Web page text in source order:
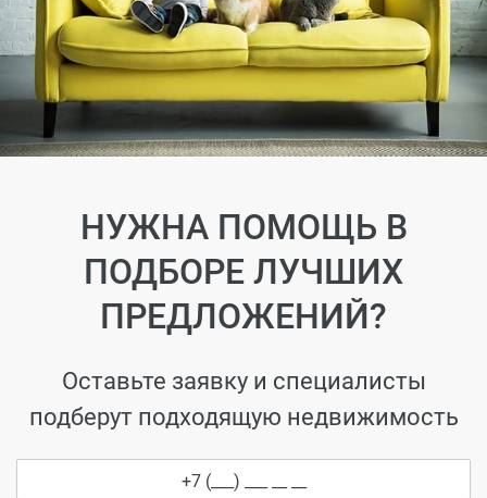
НУЖНА ПОМОЩЬ В
ПОДБОРЕ ЛУЧШИХ
ПРЕДЛОЖЕНИЙ?
Оставьте заявку и специалисты
подберут подходящую недвижимость